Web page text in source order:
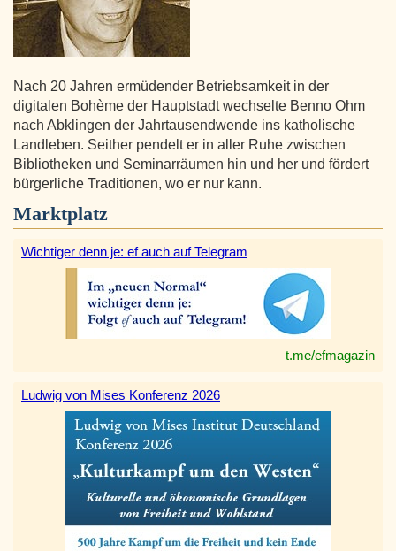
Nach 20 Jahren ermüdender Betriebsamkeit in der
digitalen Bohème der Hauptstadt wechselte Benno Ohm
nach Abklingen der Jahrtausendwende ins katholische
Landleben. Seither pendelt er in aller Ruhe zwischen
Bibliotheken und Seminarräumen hin und her und fördert
bürgerliche Traditionen, wo er nur kann.
Marktplatz
Wichtiger denn je: ef auch auf Telegram
t.me/efmagazin
Ludwig von Mises Konferenz 2026